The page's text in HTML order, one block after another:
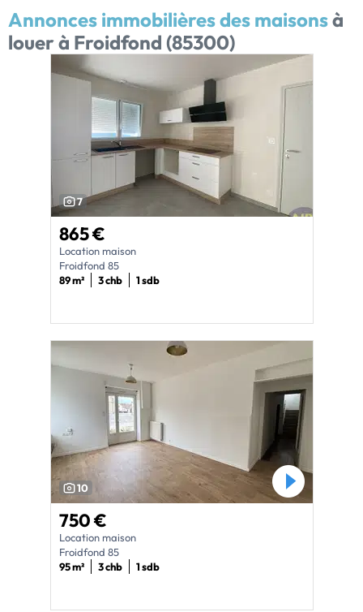
Annonces immobilières des maisonsà
louer à Froidfond (85300)
7
865 €
Location maison
Froidfond 85
89 m²
3 chb 1 sdb
10
750 €
Location maison
Froidfond 85
95 m²
3 chb 1 sdb